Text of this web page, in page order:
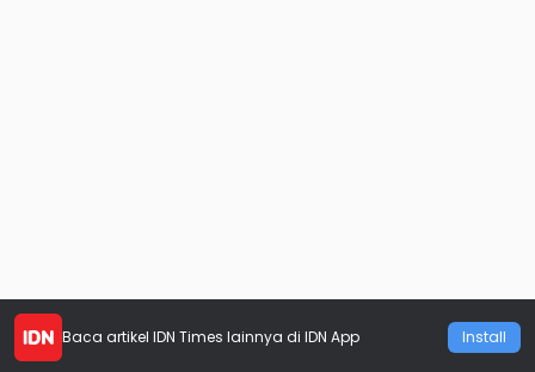
Baca artikel IDN Times lainnya di IDN App Install